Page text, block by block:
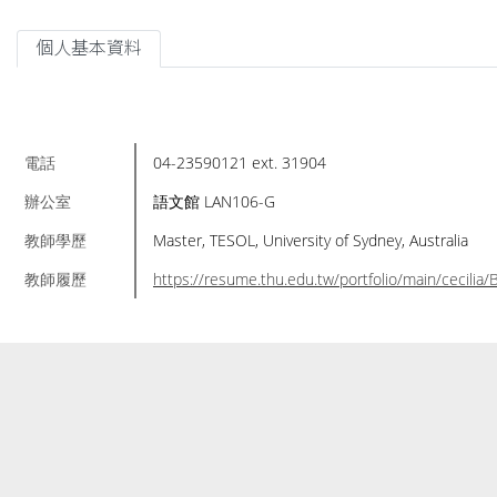
個人基本資料
電話
04-23590121 ext. 31904
辦公室
語文館 LAN106-G
教師學歷
Master, TESOL, University of Sydney, Australia
教師履歷
https://resume.thu.edu.tw/portfolio/main/cecilia/